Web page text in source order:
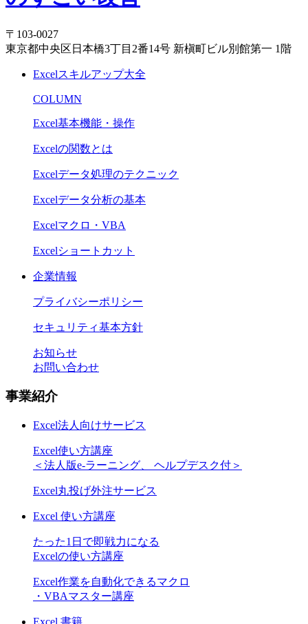
〒103-0027
東京都中央区日本橋3丁目2番14号 新槇町ビル別館第一 1階
Excelスキルアップ大全
COLUMN
Excel基本機能・操作
Excelの関数とは
Excelデータ処理のテクニック
Excelデータ分析の基本
Excelマクロ・VBA
Excelショートカット
企業情報
プライバシーポリシー
セキュリティ基本方針
お知らせ
お問い合わせ
事業紹介
Excel法人向けサービス
Excel使い方講座
＜法人版e-ラーニング、 ヘルプデスク付＞
Excel丸投げ外注サービス
Excel 使い方講座
たった1日で即戦力になる
Excelの使い方講座
Excel作業を自動化できるマクロ
・VBAマスター講座